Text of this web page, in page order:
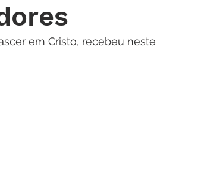
em Cristo, recebeu neste